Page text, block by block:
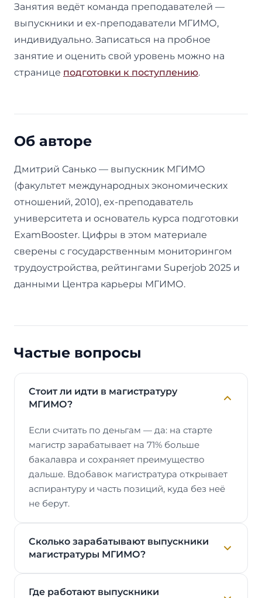
Занятия ведёт команда преподавателей —
выпускники и ex-преподаватели МГИМО,
индивидуально. Записаться на пробное
занятие и оценить свой уровень можно на
странице подготовки к поступлению.
Об авторе
Дмитрий Санько — выпускник МГИМО
(факультет международных экономических
отношений, 2010), ex-преподаватель
университета и основатель курса подготовки
ExamBooster. Цифры в этом материале
сверены с государственным мониторингом
трудоустройства, рейтингами Superjob 2025 и
данными Центра карьеры МГИМО.
Частые вопросы
Стоит ли идти в магистратуру
МГИМО?
Если считать по деньгам — да: на старте
магистр зарабатывает на 71% больше
бакалавра и сохраняет преимущество
дальше. Вдобавок магистратура открывает
аспирантуру и часть позиций, куда без неё
не берут.
Сколько зарабатывают выпускники
магистратуры МГИМО?
Где работают выпускники